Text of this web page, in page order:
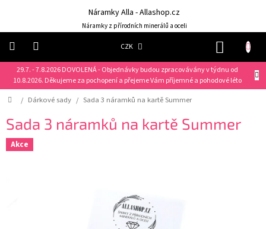
29.7. - 7.8.2026 DOVOLENÁ - Objednávky budou zpracovávány v týdnu od
10.8.2026. Děkujeme za pochopení a přejeme Vám příjemné a pohodové léto
CZK
Náramky Alla - Allashop.cz
Náramky z přírodních minerálů a oceli
Náramky
NOVINKY
Náušnice
Domů
/ Dárkové sady / Sada 3 náramků na kartě Summer
Sada 3 náramků na kartě Summer
Akce